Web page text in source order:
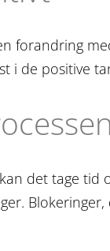
forandring
i de positive
det tage tid